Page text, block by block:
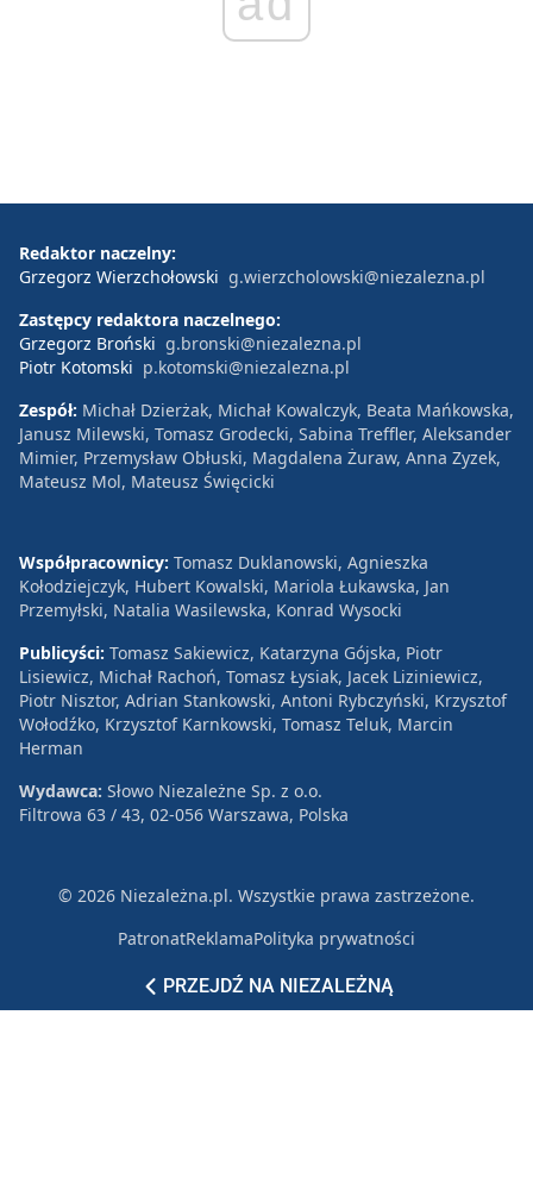
PRZEJDŹ NA NIEZALEŻNĄ
Redaktor naczelny:
Grzegorz Wierzchołowski g.wierzcholowski@niezalezna.pl
Zastępcy redaktora naczelnego:
Grzegorz Broński g.bronski@niezalezna.pl
Piotr Kotomski p.kotomski@niezalezna.pl
Zespół: Michał Dzierżak, Michał Kowalczyk, Beata Mańkowska,
Janusz Milewski, Tomasz Grodecki, Sabina Treffler, Aleksander
Mimier, Przemysław Obłuski, Magdalena Żuraw, Anna Zyzek,
Mateusz Mol, Mateusz Święcicki
Współpracownicy: Tomasz Duklanowski, Agnieszka
Kołodziejczyk, Hubert Kowalski, Mariola Łukawska, Jan
Przemyłski, Natalia Wasilewska, Konrad Wysocki
Publicyści: Tomasz Sakiewicz, Katarzyna Gójska, Piotr
Lisiewicz, Michał Rachoń, Tomasz Łysiak, Jacek Liziniewicz,
Piotr Nisztor, Adrian Stankowski, Antoni Rybczyński, Krzysztof
Wołodźko, Krzysztof Karnkowski, Tomasz Teluk, Marcin
Herman
Wydawca: Słowo Niezależne Sp. z o.o.
Filtrowa 63 / 43, 02-056 Warszawa, Polska
© 2026 Niezależna.pl. Wszystkie prawa zastrzeżone.
PatronatReklamaPolityka prywatności